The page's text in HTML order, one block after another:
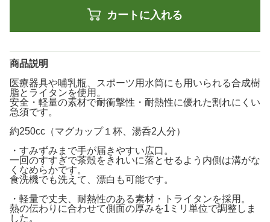
カートに入れる
商品説明
医療器具や哺乳瓶、スポーツ用水筒にも用いられる合成樹
脂とライタンを使用。
安全・軽量の素材で耐衝撃性・耐熱性に優れた割れにくい
急須です。
約250cc（マグカップ１杯、湯呑2人分）
・すみずみまで手が届きやすい広口。
一回のすすぎで茶殻をきれいに落とせるよう内側は溝がな
くなめらかです。
食洗機でも洗えて、漂白も可能です。
・軽量で丈夫、耐熱性のある素材・トライタンを採用。
熱の伝わりに合わせて側面の厚みを1ミリ単位で調整しま
した。